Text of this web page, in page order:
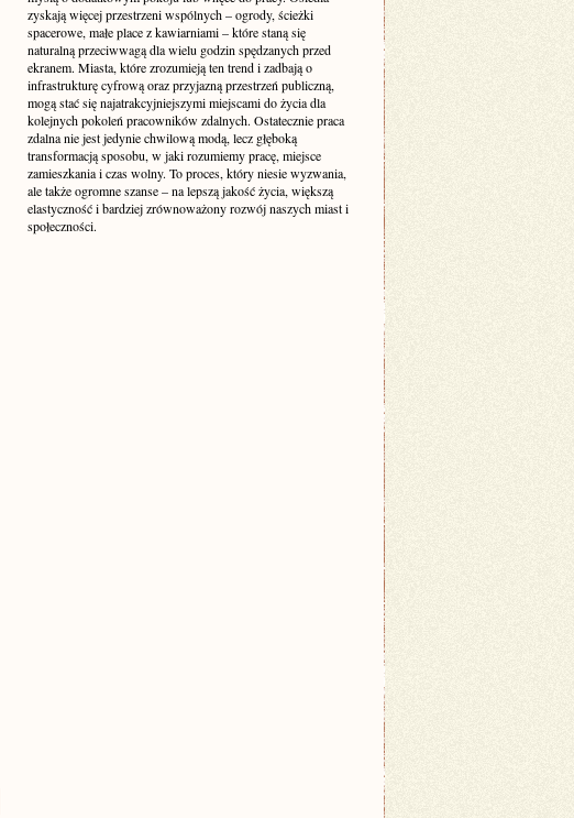
zyskają więcej przestrzeni wspólnych – ogrody, ścieżki
spacerowe, małe place z kawiarniami – które staną się
naturalną przeciwwagą dla wielu godzin spędzanych przed
ekranem. Miasta, które zrozumieją ten trend i zadbają o
infrastrukturę cyfrową oraz przyjazną przestrzeń publiczną,
mogą stać się najatrakcyjniejszymi miejscami do życia dla
kolejnych pokoleń pracowników zdalnych. Ostatecznie praca
zdalna nie jest jedynie chwilową modą, lecz głęboką
transformacją sposobu, w jaki rozumiemy pracę, miejsce
zamieszkania i czas wolny. To proces, który niesie wyzwania,
ale także ogromne szanse – na lepszą jakość życia, większą
elastyczność i bardziej zrównoważony rozwój naszych miast i
społeczności.